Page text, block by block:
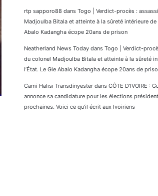
rtp sapporo88 dans Togo | Verdict-procès :
Madjoulba Bitala et atteinte à la sûreté intérieure de
Abalo Kadangha écope 20ans de prison
Neatherland News Today dans Togo | Verdict-
du colonel Madjoulba Bitala et atteinte à la sûreté
l’État. Le Gle Abalo Kadangha écope 20ans de
Cami Halısı Transdinyester dans CÔTE D’IVOIRE :
annonce sa candidature pour les élections
prochaines. Voici ce qu’il écrit aux Ivoiriens